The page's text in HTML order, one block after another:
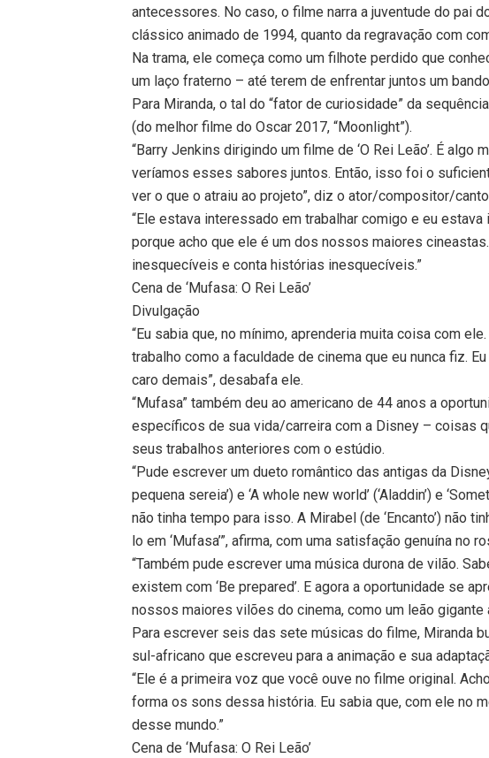
antecessores. No caso, o filme narra a juventude do pai
clássico animado de 1994, quanto da regravação com
Na trama, ele começa como um filhote perdido que
um laço fraterno – até terem de enfrentar juntos um
Para Miranda, o tal do “fator de curiosidade” da
(do melhor filme do Oscar 2017, “Moonlight”).
“Barry Jenkins dirigindo um filme de ‘O Rei Leão’. É algo
veríamos esses sabores juntos. Então, isso foi o
ver o que o atraiu ao projeto”, diz o ator/compositor/
“Ele estava interessado em trabalhar comigo e eu
porque acho que ele é um dos nossos maiores
inesquecíveis e conta histórias inesquecíveis.”
Cena de ‘Mufasa: O Rei Leão’
Divulgação
“Eu sabia que, no mínimo, aprenderia muita coisa com
trabalho como a faculdade de cinema que eu nunca fiz.
caro demais”, desabafa ele.
“Mufasa” também deu ao americano de 44 anos a
específicos de sua vida/carreira com a Disney – coisas
seus trabalhos anteriores com o estúdio.
“Pude escrever um dueto romântico das antigas da
pequena sereia’) e ‘A whole new world’ (‘Aladdin’) e
não tinha tempo para isso. A Mirabel (de ‘Encanto’) não
lo em ‘Mufasa’”, afirma, com uma satisfação genuína no
“Também pude escrever uma música durona de vilão.
existem com ‘Be prepared’. E agora a oportunidade se
nossos maiores vilões do cinema, como um leão gigante
Para escrever seis das sete músicas do filme, Miranda
sul-africano que escreveu para a animação e sua
“Ele é a primeira voz que você ouve no filme original.
forma os sons dessa história. Eu sabia que, com ele no
desse mundo.”
Cena de ‘Mufasa: O Rei Leão’